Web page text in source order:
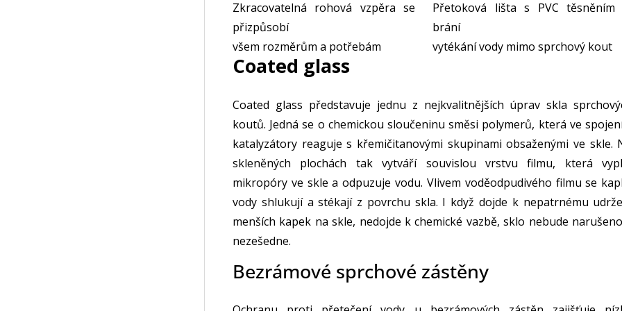
Zkracovatelná rohová vzpěra se
přizpůsobí
všem rozměrům a potřebám
Přetoková lišta s PVC těsněním
brání
vytékání vody mimo sprchový kout
Coated glass
Coated glass představuje jednu z nejkvalitnějších úprav skla
koutů. Jedná se o chemickou sloučeninu směsi polymerů, která ve
katalyzátory reaguje s křemičitanovými skupinami obsaženými ve skle.
skleněných plochách tak vytváří souvislou vrstvu filmu, která
mikropóry ve skle a odpuzuje vodu. Vlivem voděodpudivého filmu se
vody shlukují a stékají z povrchu skla. I když dojde k nepatrnému
menších kapek na skle, nedojde k chemické vazbě, sklo nebude
nezešedne.
Bezrámové sprchové zástěny